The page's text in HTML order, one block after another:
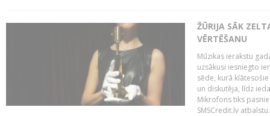
ŽŪRIJA SĀK
VĒRTĒŠANU
Mūzikas ierakstu
uzsākusi iesniegto
sēde, kurā
un diskutēja, līdz
Mikrofons tiks
SMSCredit.lv